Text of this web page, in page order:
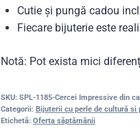
Cutie și pungă cadou
Fiecare bijuterie este
Notă: Pot exista mici
SKU: SPL-1185-Cercei Impressive din
Categorii: Bijuterii cu perle de cultură si
Etichetă: Oferta săptămânii